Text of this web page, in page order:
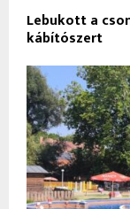
Lebukott a
kábítószert